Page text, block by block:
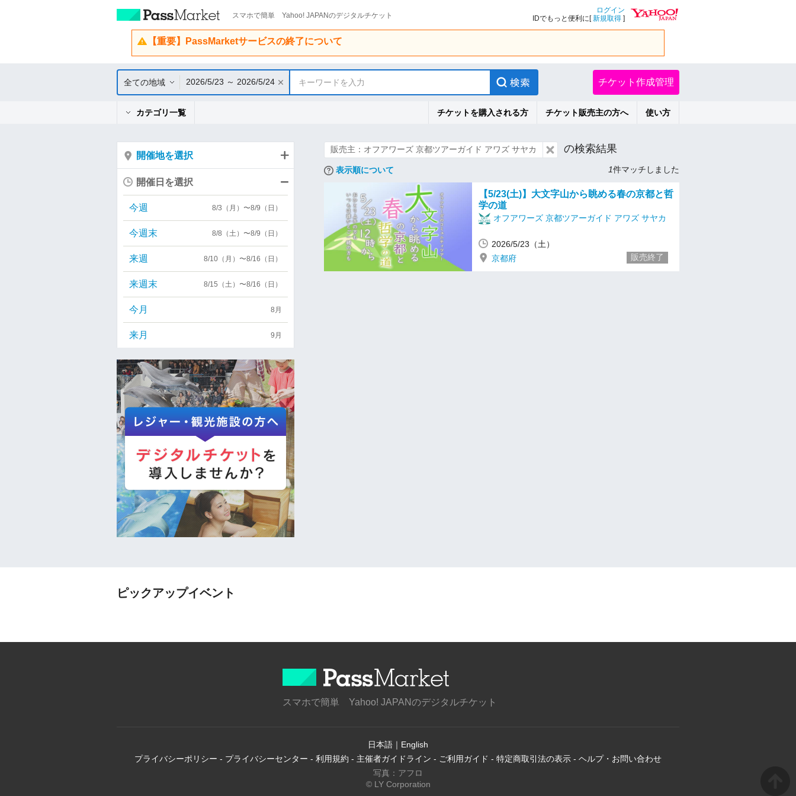
スマホで簡単 Yahoo! JAPANのデジタルチケット
ログイン
IDでもっと便利に[新規取得 ]
【重要】PassMarketサービスの終了について
全ての地域 2026/5/23 ～ 2026/5/24 キーワードを入力 チケット作成管理
カテゴリ一覧 チケットを購入される方 チケット販売主の方へ 使い方
販売主：オフアワーズ 京都ツアーガイド アワズ サヤカ の検索結果
表示順について 1件マッチしました
【5/23(土)】大文字山から眺める春の京都と哲
学の道
オフアワーズ 京都ツアーガイド アワズ サヤカ
2026/5/23（土）
京都府
販売終了
開催地を選択
開催日を選択
今週 8/3（月）〜8/9（日）
今週末 8/8（土）〜8/9（日）
来週 8/10（月）〜8/16（日）
来週末 8/15（土）〜8/16（日）
今月 8月
来月 9月
ピックアップイベント
スマホで簡単 Yahoo! JAPANのデジタルチケット
日本語 ｜ English
プライバシーポリシー - プライバシーセンター - 利用規約 - 主催者ガイドライン - ご利用ガイド - 特定商取引法の表示 - ヘルプ・お問い合わせ
写真：アフロ
© LY Corporation